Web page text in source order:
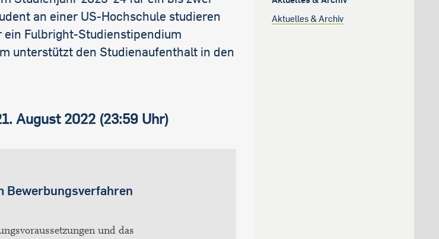
an einer US-Hochschule studieren
Fulbright-Studienstipendium
unterstützt den Studienaufenthalt in den
August 2022 (23:59 Uhr)
Bewerbungsverfahren
und das
Aktuelles & Archiv